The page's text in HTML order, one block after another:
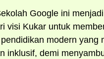
Google ini
visi Kukar untuk
modern yang
inklusif, demi